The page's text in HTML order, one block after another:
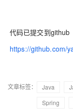
代码已提交到github
https://github.com/
文章标签： Java
Spring